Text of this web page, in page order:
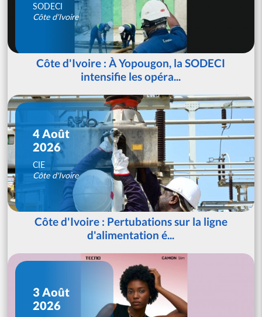
SODECI
Côte d'Ivoire
Côte d'Ivoire : À Yopougon, la SODECI
intensifie les opéra...
4 Août
2026
CIE
Côte d'Ivoire
Côte d'Ivoire : Pertubations sur la ligne
d'alimentation é...
3 Août
2026